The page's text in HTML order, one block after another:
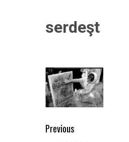
serdeşt
Post
Previous